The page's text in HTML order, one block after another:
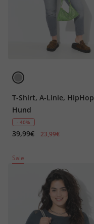
T-Shirt, A-Linie, HipHop
Hund
- 40%
39,99€ 23,99€
Sale